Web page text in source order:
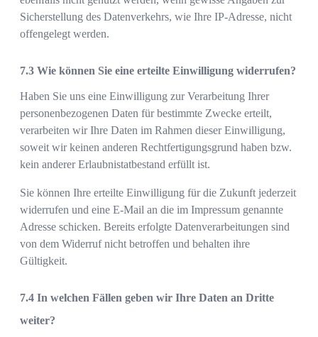
Sicherstellung des Datenverkehrs, wie Ihre IP-Adresse, nicht
offengelegt werden.
Wie können Sie eine erteilte Einwilligung widerrufen?
Haben Sie uns eine Einwilligung zur Verarbeitung Ihrer
personenbezogenen Daten für bestimmte Zwecke erteilt,
verarbeiten wir Ihre Daten im Rahmen dieser Einwilligung,
soweit wir keinen anderen Rechtfertigungsgrund haben bzw.
kein anderer Erlaubnistatbestand erfüllt ist.
Sie können Ihre erteilte Einwilligung für die Zukunft jederzeit
widerrufen und eine E-Mail an die im Impressum genannte
Adresse schicken. Bereits erfolgte Datenverarbeitungen sind
von dem Widerruf nicht betroffen und behalten ihre
Gültigkeit.
In welchen Fällen geben wir Ihre Daten an Dritte
weiter?